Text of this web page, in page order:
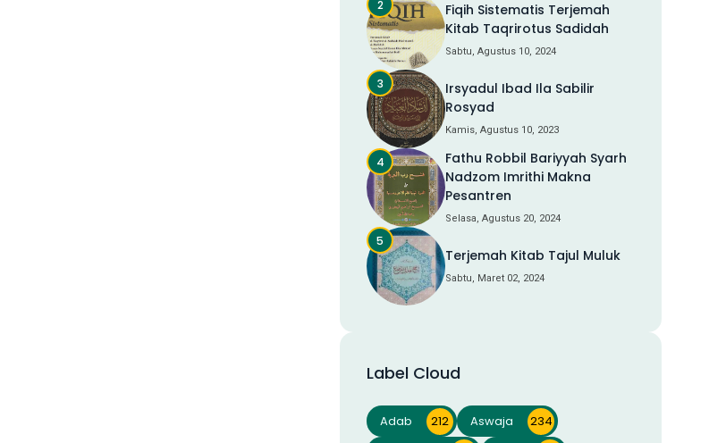
Fiqih Sistematis Terjemah
Kitab Taqrirotus Sadidah
Sabtu, Agustus 10, 2024
Irsyadul Ibad Ila Sabilir
Rosyad
Kamis, Agustus 10, 2023
Fathu Robbil Bariyyah Syarh
Nadzom Imrithi Makna
Pesantren
Selasa, Agustus 20, 2024
Terjemah Kitab Tajul Muluk
Sabtu, Maret 02, 2024
Label Cloud
Adab 212 Aswaja
234